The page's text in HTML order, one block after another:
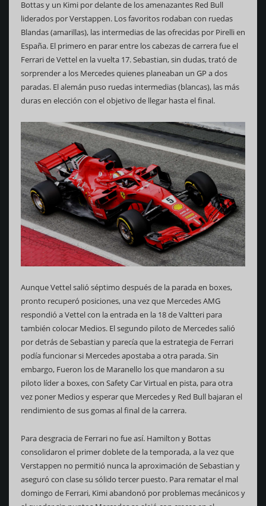
Bottas y un Kimi por delante de los amenazantes Red Bull
liderados por Verstappen. Los favoritos rodaban con ruedas
Blandas (amarillas), las intermedias de las ofrecidas por Pirelli en
España. El primero en parar entre los cabezas de carrera fue el
Ferrari de Vettel en la vuelta 17. Sebastian, sin dudas, trató de
sorprender a los Mercedes quienes planeaban un GP a dos
paradas. El alemán puso ruedas intermedias (blancas), las más
duras en elección con el objetivo de llegar hasta el final.
Aunque Vettel salió séptimo después de la parada en boxes,
pronto recuperó posiciones, una vez que Mercedes AMG
respondió a Vettel con la entrada en la 18 de Valtteri para
también colocar Medios. El segundo piloto de Mercedes salió
por detrás de Sebastian y parecía que la estrategia de Ferrari
podía funcionar si Mercedes apostaba a otra parada. Sin
embargo, Fueron los de Maranello los que mandaron a su
piloto líder a boxes, con Safety Car Virtual en pista, para otra
vez poner Medios y esperar que Mercedes y Red Bull bajaran el
rendimiento de sus gomas al final de la carrera.
Para desgracia de Ferrari no fue así. Hamilton y Bottas
consolidaron el primer doblete de la temporada, a la vez que
Verstappen no permitió nunca la aproximación de Sebastian y
aseguró con clase su sólido tercer puesto. Para rematar el mal
domingo de Ferrari, Kimi abandonó por problemas mecánicos y